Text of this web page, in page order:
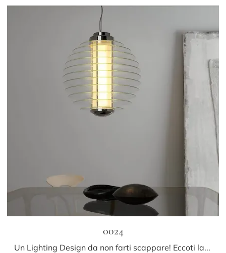
0024
Un Lighting Design da non farti scappare! Eccoti la lampada a sospensione 0024 di Fontana Arte.